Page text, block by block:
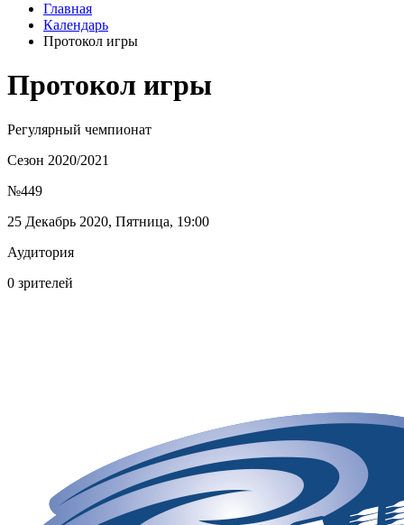
Главная
Календарь
Протокол игры
Протокол игры
Регулярный чемпионат
Сезон 2020/2021
№449
25 Декабрь 2020, Пятница, 19:00
Аудитория
0 зрителей